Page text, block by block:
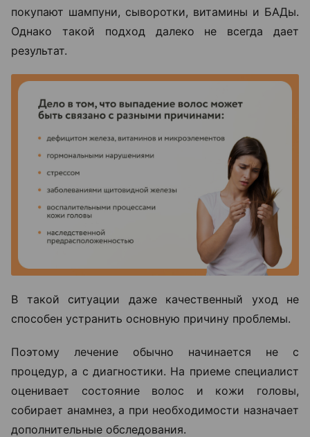
покупают шампуни, сыворотки, витамины и БАДы.
Однако такой подход далеко не всегда дает
результат.
В такой ситуации даже качественный уход не
способен устранить основную причину проблемы.
Поэтому лечение обычно начинается не с
процедур, а с диагностики. На приеме специалист
оценивает состояние волос и кожи головы,
собирает анамнез, а при необходимости назначает
дополнительные обследования.